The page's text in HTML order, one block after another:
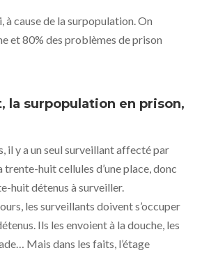
à cause de la surpopulation. On
et 80% des problèmes de prison
la surpopulation en prison,
il y a un seul surveillant affecté par
trente-huit cellules d’une place, donc
huit détenus à surveiller.
les surveillants doivent s’occuper
Ils les envoient à la douche, les
Mais dans les faits, l’étage